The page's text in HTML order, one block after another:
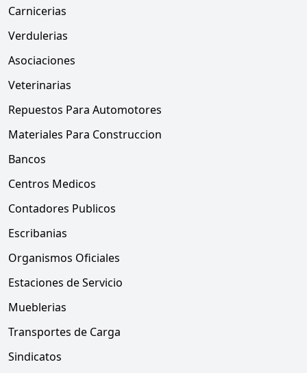
Carnicerias
Verdulerias
Asociaciones
Veterinarias
Repuestos Para Automotores
Materiales Para Construccion
Bancos
Centros Medicos
Contadores Publicos
Escribanias
Organismos Oficiales
Estaciones de Servicio
Mueblerias
Transportes de Carga
Sindicatos